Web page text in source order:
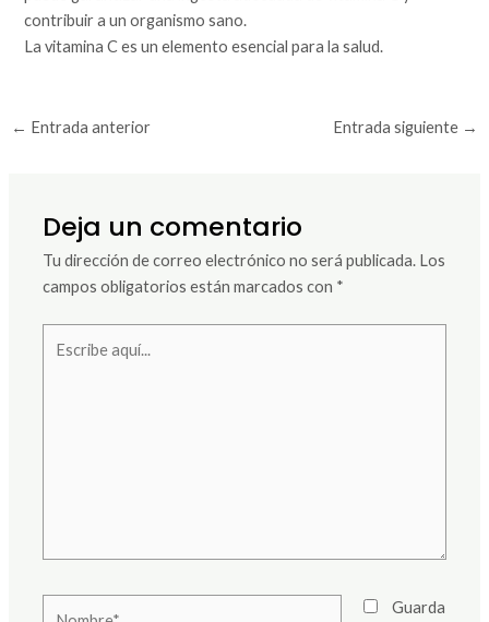
contribuir a un organismo sano.
La vitamina C es un elemento esencial para la salud.
← Entrada anterior Entrada siguiente →
Deja un comentario
Tu dirección de correo electrónico no será publicada. Los
campos obligatorios están marcados con *
aquí...
Guarda